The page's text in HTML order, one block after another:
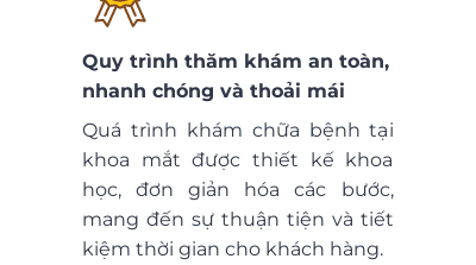
Quy trình thăm khám an toàn,
nhanh chóng và thoải mái
Quá trình khám chữa bệnh tại
khoa mắt được thiết kế khoa
học, đơn giản hóa các bước,
mang đến sự thuận tiện và tiết
kiệm thời gian cho khách hàng.